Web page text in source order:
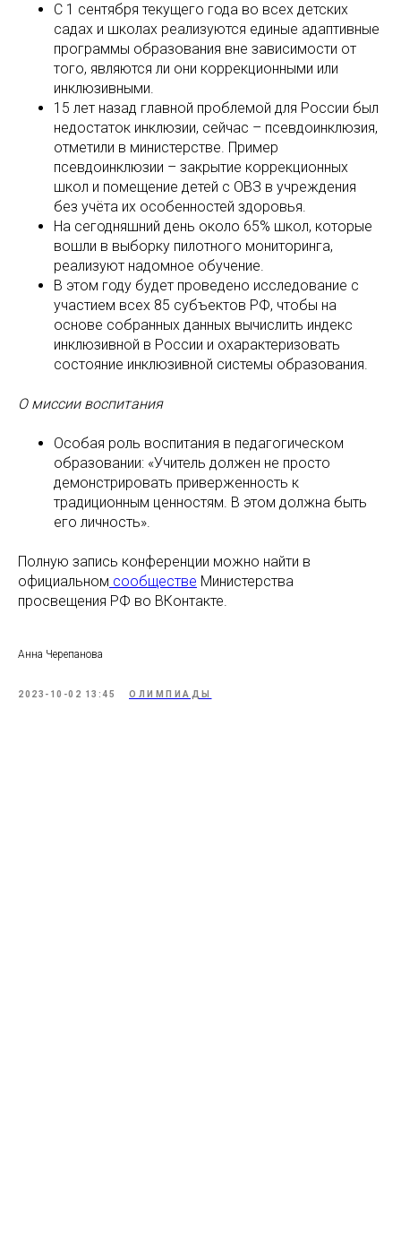
С 1 сентября текущего года во всех детских
садах и школах реализуются единые адаптивные
программы образования вне зависимости от
того, являются ли они коррекционными или
инклюзивными.
15 лет назад главной проблемой для России был
недостаток инклюзии, сейчас – псевдоинклюзия,
отметили в министерстве. Пример
псевдоинклюзии – закрытие коррекционных
школ и помещение детей с ОВЗ в учреждения
без учёта их особенностей здоровья.
На сегодняшний день около 65% школ, которые
вошли в выборку пилотного мониторинга,
реализуют надомное обучение.
В этом году будет проведено исследование с
участием всех 85 субъектов РФ, чтобы на
основе собранных данных вычислить индекс
инклюзивной в России и охарактеризовать
состояние инклюзивной системы образования.
О миссии воспитания
Особая роль воспитания в педагогическом
образовании: «Учитель должен не просто
демонстрировать приверженность к
традиционным ценностям. В этом должна быть
его личность».
Полную запись конференции можно найти в
официальном сообществе Министерства
просвещения РФ во ВКонтакте.
Анна Черепанова
2023-10-02 13:45 ОЛИМПИАДЫ